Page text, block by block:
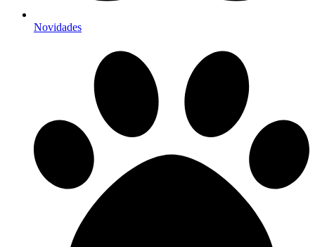
Novidades